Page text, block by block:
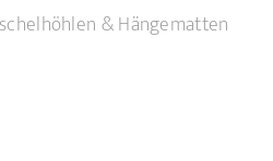
& Hängematten